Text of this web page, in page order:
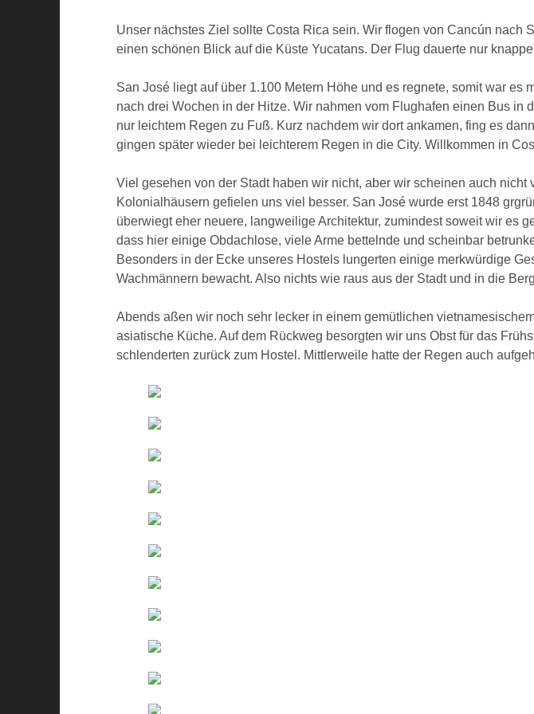
Unser nächstes Ziel sollte Costa Rica sein. Wir flogen von Cancún nach
einen schönen Blick auf die Küste Yucatans. Der Flug dauerte nur
San José liegt auf über 1.100 Metern Höhe und es regnete, somit war
nach drei Wochen in der Hitze. Wir nahmen vom Flughafen einen Bus
nur leichtem Regen zu Fuß. Kurz nachdem wir dort ankamen, fing es
gingen später wieder bei leichterem Regen in die City. Willkommen in
Viel gesehen von der Stadt haben wir nicht, aber wir scheinen auch
Kolonialhäusern gefielen uns viel besser. San José wurde erst 1848
überwiegt eher neuere, langweilige Architektur, zumindest soweit wir es
dass hier einige Obdachlose, viele Arme bettelnde und scheinbar
Besonders in der Ecke unseres Hostels lungerten einige merkwürdige
Wachmännern bewacht. Also nichts wie raus aus der Stadt und in die
Abends aßen wir noch sehr lecker in einem gemütlichen
asiatische Küche. Auf dem Rückweg besorgten wir uns Obst für das
schlenderten zurück zum Hostel. Mittlerweile hatte der Regen auch